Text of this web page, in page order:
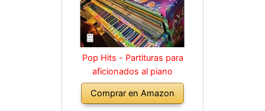
Pop Hits - Partituras para
aficionados al piano
Comprar en Amazon